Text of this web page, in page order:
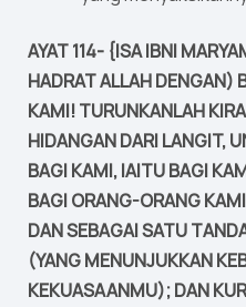
AYAT 114- {ISA IBNI
HADRAT ALLAH DENGAN)
KAMI! TURUNKANLAH
HIDANGAN DARI LANGIT,
BAGI KAMI, IAITU BAGI
BAGI ORANG-ORANG
DAN SEBAGAI SATU
(YANG MENUNJUKKAN
KEKUASAANMU); DAN